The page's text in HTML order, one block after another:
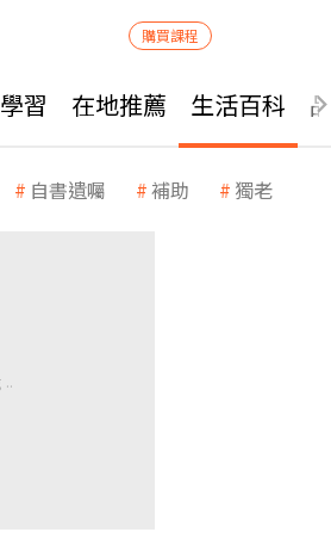
購買課程
習 在地推薦 生活百科
自書遺囑 補助 獨老